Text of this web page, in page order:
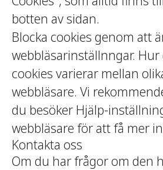
botten av sidan.
Blocka cookies genom att
webbläsarinställnngar. Hur
cookies varierar mellan
webbläsare. Vi
du besöker Hjälp-
webbläsare för att få mer
Kontakta oss
Om du har frågor om den